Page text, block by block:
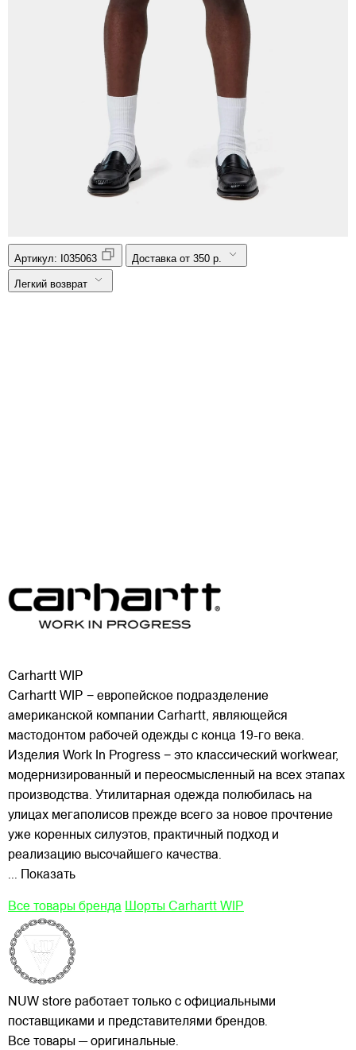
Артикул: I035063 Доставка от 350 р.
Легкий возврат
Carhartt WIP
Carhartt WIP − европейское подразделение
американской компании Carhartt, являющейся
мастодонтом рабочей одежды с конца 19-го века.
Изделия Work In Progress − это классический workwear,
модернизированный и переосмысленный на всех этапах
производства. Утилитарная одежда полюбилась на
улицах мегаполисов прежде всего за новое прочтение
уже коренных силуэтов, практичный подход и
реализацию высочайшего качества.
... Показать
Все товары бренда Шорты Carhartt WIP
NUW store работает только с официальными
поставщиками и представителями брендов.
Все товары — оригинальные.